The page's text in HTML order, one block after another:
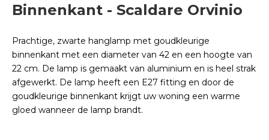
Binnenkant - Scaldare Orvinio
Prachtige, zwarte hanglamp met goudkleurige
binnenkant met een diameter van 42 en een hoogte van
22 cm. De lamp is gemaakt van aluminium en is heel strak
afgewerkt. De lamp heeft een E27 fitting en door de
goudkleurige binnenkant krijgt uw woning een warme
gloed wanneer de lamp brandt.